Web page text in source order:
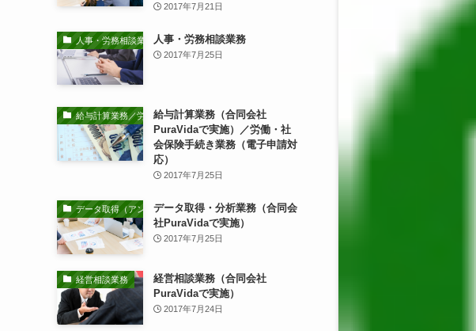
2017年7月21日
人事・労務相談業務 人事・労務相談業務
2017年7月25日
給与計算業務／労働・社会保険手続き業務
給与計算業務（合同会社
PuraVidaで実施）／労働・社
会保険手続き業務（電子申請対
応）
2017年7月25日
データ取得（アンケート調査等）・分析業務
データ取得・分析業務（合同会
社PuraVidaで実施）
2017年7月25日
経営相談業務
経営相談業務（合同会社
PuraVidaで実施）
2017年7月24日